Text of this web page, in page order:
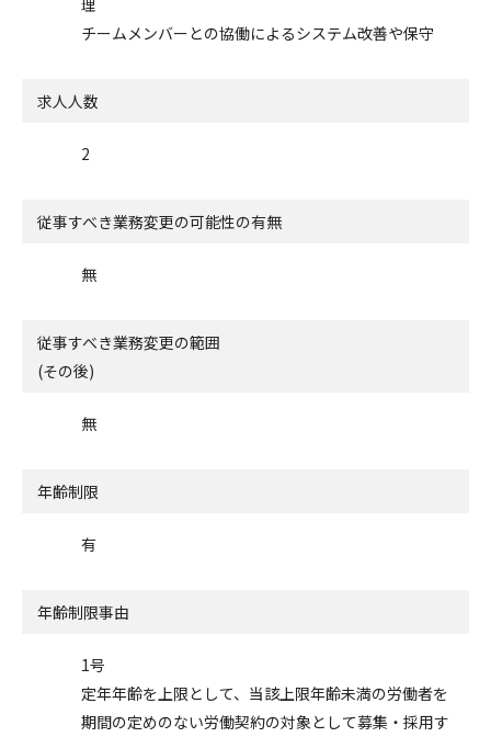
チームメンバーとの協働によるシステム改善や保守
求人人数
2
従事すべき業務変更の可能性の有無
無
従事すべき業務変更の範囲
(その後)
無
年齢制限
有
年齢制限事由
1号
定年年齢を上限として、当該上限年齢未満の労働者を
期間の定めのない労働契約の対象として募集・採用す